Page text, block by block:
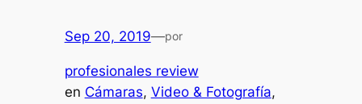
Sep 20, 2019—por
profesionales review
en Cámaras, Video & Fotografía